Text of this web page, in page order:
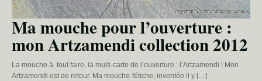
Ma mouche pour l’ouverture :
mon Artzamendi collection 2012
La mouche à tout faire, la multi-carte de l’ouverture : l’Artzamendi ! Mon
Artzamendi est de retour. Ma mouche-fétiche, inventée il y […]